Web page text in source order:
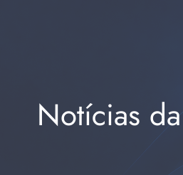
Notícias